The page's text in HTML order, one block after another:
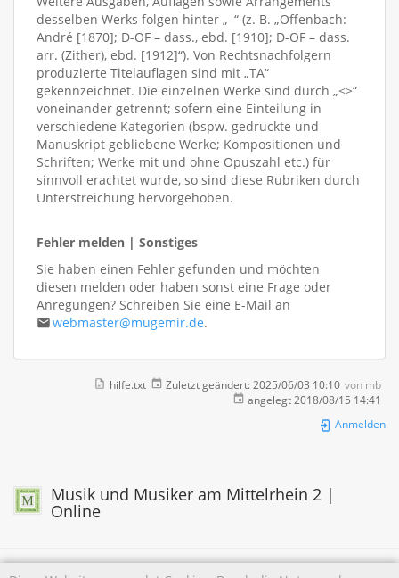
desselben Werks folgen hinter „–“ (z. B. „Offenbach:
André [1870]; D-OF – dass., ebd. [1910]; D-OF – dass.
arr. (Zither), ebd. [1912]“). Von Rechtsnachfolgern
produzierte Titelauflagen sind mit „TA“
gekennzeichnet. Die einzelnen Werke sind durch „<>“
voneinander getrennt; sofern eine Einteilung in
verschiedene Kategorien (bspw. gedruckte und
Manuskript gebliebene Werke; Kompositionen und
Schriften; Werke mit und ohne Opuszahl etc.) für
sinnvoll erachtet wurde, so sind diese Rubriken durch
Unterstreichung hervorgehoben.
Fehler melden | Sonstiges
Sie haben einen Fehler gefunden und möchten
diesen melden oder haben sonst eine Frage oder
Anregungen? Schreiben Sie eine E-Mail an
webmaster@mugemir.de.
hilfe.txt Zuletzt geändert: 2025/06/03 10:10 von mb
angelegt 2018/08/15 14:41
Anmelden
Musik und Musiker am Mittelrhein 2 |
Online